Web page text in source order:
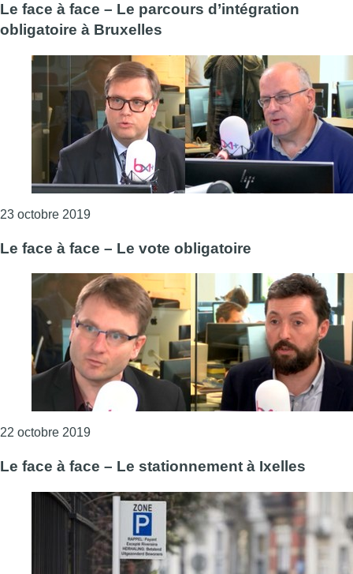
Le face à face – Le parcours d’intégration
obligatoire à Bruxelles
23 octobre 2019Consulter l'article "Le face à face – Le
Le face à face – Le vote obligatoire
22 octobre 2019Consulter l'article "Le face à face – Le vote
Le face à face – Le stationnement à Ixelles